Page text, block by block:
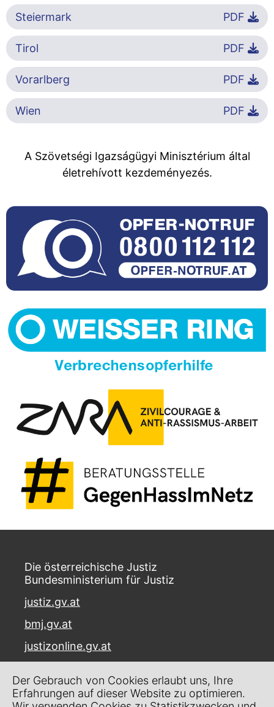
Steiermark PDF
Tirol PDF
Vorarlberg PDF
Wien PDF
A Szövetségi Igazságügyi Minisztérium által
életrehívott kezdeményezés.
Die österreichische Justiz
Bundesministerium für Justiz
justiz.gv.at
bmj.gv.at
justizonline.gv.at
Museumstraße 7
1070 Wien
Der Gebrauch von Cookies erlaubt uns, Ihre
Erfahrungen auf dieser Website zu optimieren.